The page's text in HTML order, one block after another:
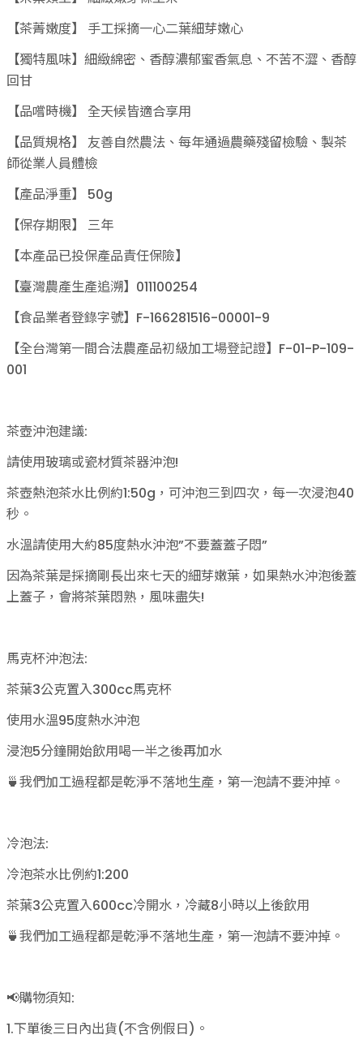
【茶菁嫩度】 手工採摘一心二葉細芽嫩心
【獨特風味】細緻綿密、香醇濃郁蜜香氣息、不苦不澀、香醇
回甘
【品嚐時機】 全天候皆適合享用
【品質規格】 友善自然農法、每年通過農藥殘留檢驗、製茶
師從業人員體檢
【產品淨重】 50g
【保存期限】 三年
【本產品已投保產品責任保險】
【臺灣農產生產追溯】011100254
【食品業者登錄字號】F-166281516-00001-9
【全台灣第一間合法農產品初級加工場登記證】F-01-P-109-
001
茶壺沖泡建議:
請使用玻璃或瓷材質茶器沖泡!
茶壺熱泡茶水比例約1:50g，可沖泡三到四次，每一次浸泡40
秒。
水溫請使用大約85度熱水沖泡”不要蓋蓋子悶”
因為茶葉是採摘剛長出來七天的細芽嫩葉，如果熱水沖泡後蓋
上蓋子，會將茶葉悶熟，風味盡失!
馬克杯沖泡法:
茶葉3公克置入300cc馬克杯
使用水溫95度熱水沖泡
浸泡5分鐘開始飲用喝一半之後再加水
🍵我們加工過程都是乾淨不落地生產，第一泡請不要沖掉。
冷泡法:
冷泡茶水比例約1:200
茶葉3公克置入600cc冷開水，冷藏8小時以上後飲用
🍵我們加工過程都是乾淨不落地生產，第一泡請不要沖掉。
📢購物須知:
1.下單後三日內出貨(不含例假日)。